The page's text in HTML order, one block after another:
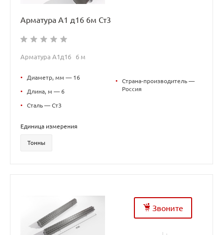
Арматура А1 д16 6м Ст3
Арматура А1д16 6 м
• Диаметр, мм — 16
• Длина, м — 6
• Сталь — Ст3
•
Страна-производитель —
Россия
Единица измерения
Тонны
Звоните